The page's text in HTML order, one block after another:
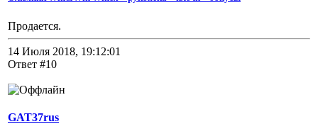
Продается.
14 Июля 2018, 19:12:01
Ответ #10
GAT37rus